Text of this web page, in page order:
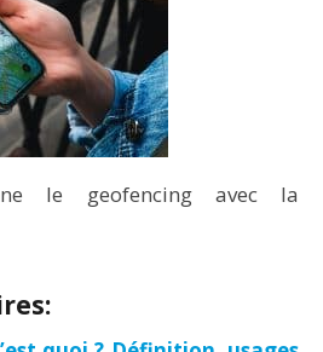
le geofencing avec la